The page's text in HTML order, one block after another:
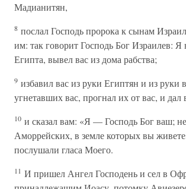
Мадианитян,
8 послал Господь пророка к сынам
им: так говорит Господь Бог Израилев: Я
Египта, вывел вас из дома рабства;
9 избавил вас из руки Египтян и из руки
угнетавших вас, прогнал их от вас, и
10 и сказал вам: «Я — Господь Бог ваш;
Аморрейских, в земле которых вы
послушали гласа Моего.
11 И пришел Ангел Господень и сел в